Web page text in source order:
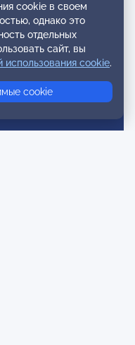
cookie в своем
однако это
отдельных
сайт, вы
использования cookie.
cookie